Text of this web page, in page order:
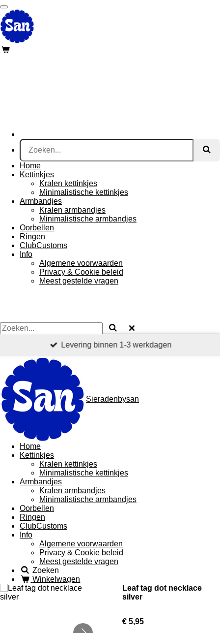
Ga
direct
naar
de
hoofdinhoud
Home
Kettinkjes
Kralen kettinkjes
Minimalistische kettinkjes
Armbandjes
Kralen armbandjes
Minimalistische armbandjes
Oorbellen
Ringen
ClubCustoms
Info
Algemene voorwaarden
Privacy & Cookie beleid
Meest gestelde vragen
Levering binnen 1-3 werkdagen
Sieradenbysan
Home
Kettinkjes
Kralen kettinkjes
Minimalistische kettinkjes
Armbandjes
Kralen armbandjes
Minimalistische armbandjes
Oorbellen
Ringen
ClubCustoms
Info
Algemene voorwaarden
Privacy & Cookie beleid
Meest gestelde vragen
Zoeken
Winkelwagen
Leaf tag dot necklace
silver
€ 5,95